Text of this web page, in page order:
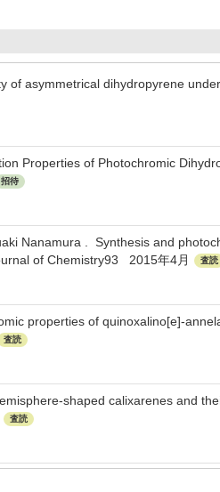
asymmetrical dihydropyrene
Properties of Photochromic
招待
Nanamura . Synthesis and
of Chemistry93 2015年4月
査読
properties of quinoxalino[e]-
査読
shaped calixarenes and
査読